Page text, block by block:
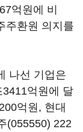
억원에 비
주환원 의지를
나선 기업은
억원에 달
억원, 현대
(055550) 222